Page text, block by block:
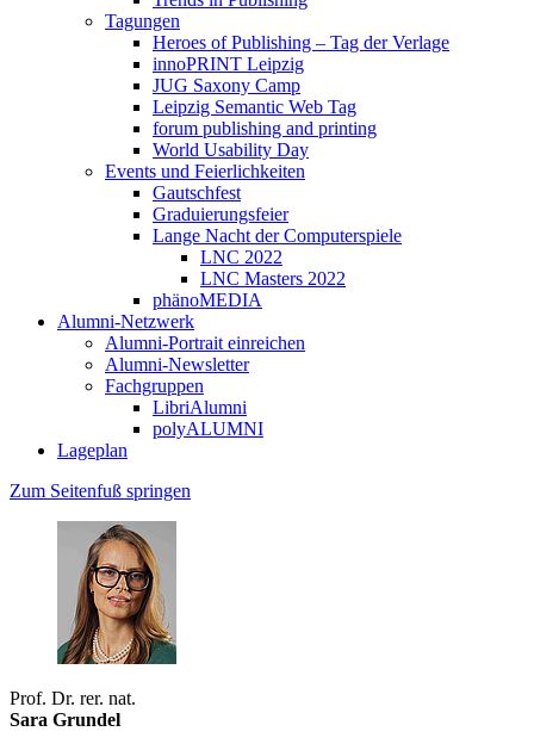
Tagungen
Heroes of Publishing – Tag der Verlage
innoPRINT Leipzig
JUG Saxony Camp
Leipzig Semantic Web Tag
forum publishing and printing
World Usability Day
Events und Feierlichkeiten
Gautschfest
Graduierungsfeier
Lange Nacht der Computerspiele
LNC 2022
LNC Masters 2022
phänoMEDIA
Alumni-Netzwerk
Alumni-Portrait einreichen
Alumni-Newsletter
Fachgruppen
LibriAlumni
polyALUMNI
Lageplan
Zum Seitenfuß springen
Prof. Dr. rer. nat.
Sara Grundel